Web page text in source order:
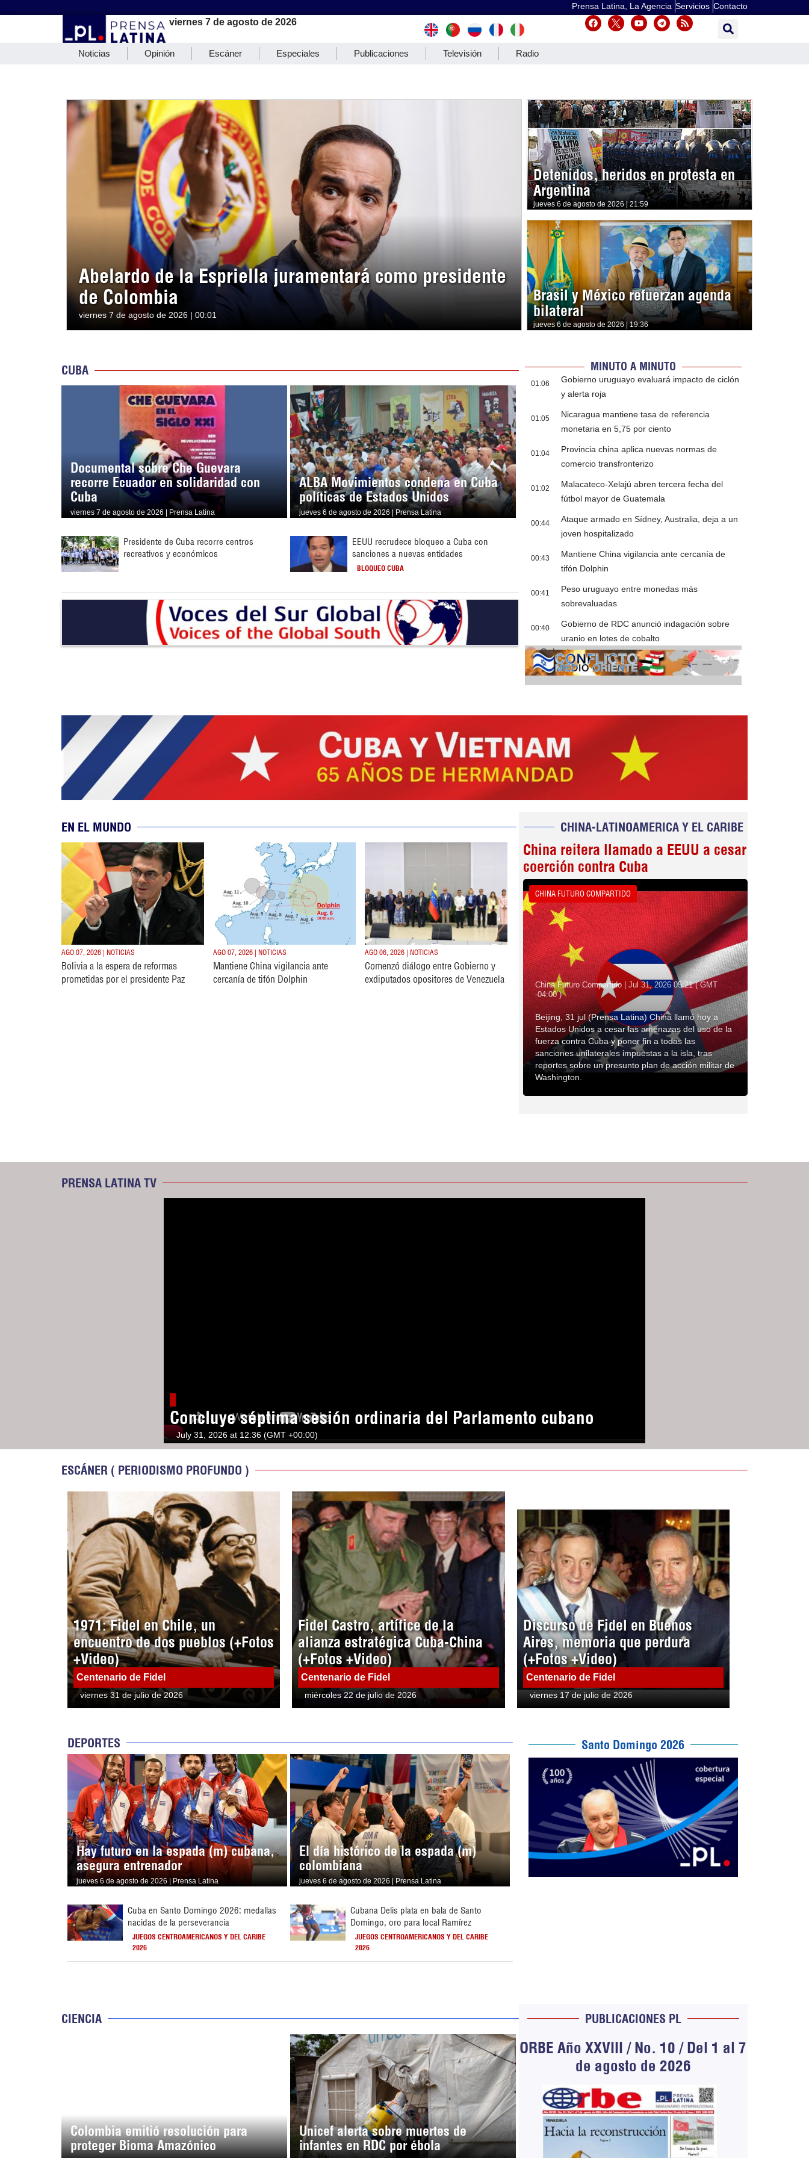
Prensa Latina, La Agencia Servicios Contacto
viernes 7 de agosto de 2026
Noticias Opinión Escáner Especiales Publicaciones Televisión Radio
Abelardo de la Espriella juramentará como presidente
de Colombia
viernes 7 de agosto de 2026 | 00:01
Detenidos, heridos en protesta en
Argentina
jueves 6 de agosto de 2026 | 21:59
Brasil y México refuerzan agenda
bilateral
jueves 6 de agosto de 2026 | 19:36
CUBA
Documental sobre Che Guevara
recorre Ecuador en solidaridad con
Cuba
viernes 7 de agosto de 2026 | Prensa Latina
ALBA Movimientos condena en Cuba
políticas de Estados Unidos
jueves 6 de agosto de 2026 | Prensa Latina
Presidente de Cuba recorre centros
recreativos y económicos
EEUU recrudece bloqueo a Cuba con
sanciones a nuevas entidades
BLOQUEO CUBA
MINUTO A MINUTO
01:06
Gobierno uruguayo evaluará impacto de ciclón
y alerta roja
01:05
Nicaragua mantiene tasa de referencia
monetaria en 5,75 por ciento
01:04
Provincia china aplica nuevas normas de
comercio transfronterizo
01:02
Malacateco-Xelajú abren tercera fecha del
fútbol mayor de Guatemala
00:44
Ataque armado en Sídney, Australia, deja a un
joven hospitalizado
00:43
Mantiene China vigilancia ante cercanía de
tifón Dolphin
00:41
Peso uruguayo entre monedas más
sobrevaluadas
00:40
Gobierno de RDC anunció indagación sobre
uranio en lotes de cobalto
Cobertura
EN EL MUNDO
AGO 07, 2026 | NOTICIAS
Bolivia a la espera de reformas
prometidas por el presidente Paz
AGO 07, 2026 | NOTICIAS
Mantiene China vigilancia ante
cercanía de tifón Dolphin
AGO 06, 2026 | NOTICIAS
Comenzó diálogo entre Gobierno y
exdiputados opositores de Venezuela
CHINA-LATINOAMERICA Y EL CARIBE
China reitera llamado a EEUU a cesar
coerción contra Cuba
CHINA FUTURO COMPARTIDO
China Futuro Compartido | Jul 31, 2026 05:21 ( GMT
-04:00 )
Beijing, 31 jul (Prensa Latina) China llamó hoy a
Estados Unidos a cesar las amenazas del uso de la
fuerza contra Cuba y poner fin a todas las
sanciones unilaterales impuestas a la isla, tras
reportes sobre un presunto plan de acción militar de
Washington.
PRENSA LATINA TV
Concluye séptima sesión ordinaria del Parlamento cubano
July 31, 2026 at 12:36 (GMT +00:00)
ESCÁNER ( PERIODISMO PROFUNDO )
1971: Fidel en Chile, un
encuentro de dos pueblos (+Fotos
+Video)
Centenario de Fidel
viernes 31 de julio de 2026
Fidel Castro, artífice de la
alianza estratégica Cuba-China
(+Fotos +Video)
Centenario de Fidel
miércoles 22 de julio de 2026
Discurso de Fidel en Buenos
Aires, memoria que perdura
(+Fotos +Video)
Centenario de Fidel
viernes 17 de julio de 2026
DEPORTES
Hay futuro en la espada (m) cubana,
asegura entrenador
jueves 6 de agosto de 2026 | Prensa Latina
El día histórico de la espada (m)
colombiana
jueves 6 de agosto de 2026 | Prensa Latina
Cuba en Santo Domingo 2026: medallas
nacidas de la perseverancia
JUEGOS CENTROAMERICANOS Y DEL CARIBE
2026
Cubana Delis plata en bala de Santo
Domingo, oro para local Ramírez
JUEGOS CENTROAMERICANOS Y DEL CARIBE
2026
Santo Domingo 2026
CIENCIA
Colombia emitió resolución para
proteger Bioma Amazónico
Unicef alerta sobre muertes de
infantes en RDC por ébola
PUBLICACIONES PL
ORBE Año XXVIII / No. 10 / Del 1 al 7
de agosto de 2026